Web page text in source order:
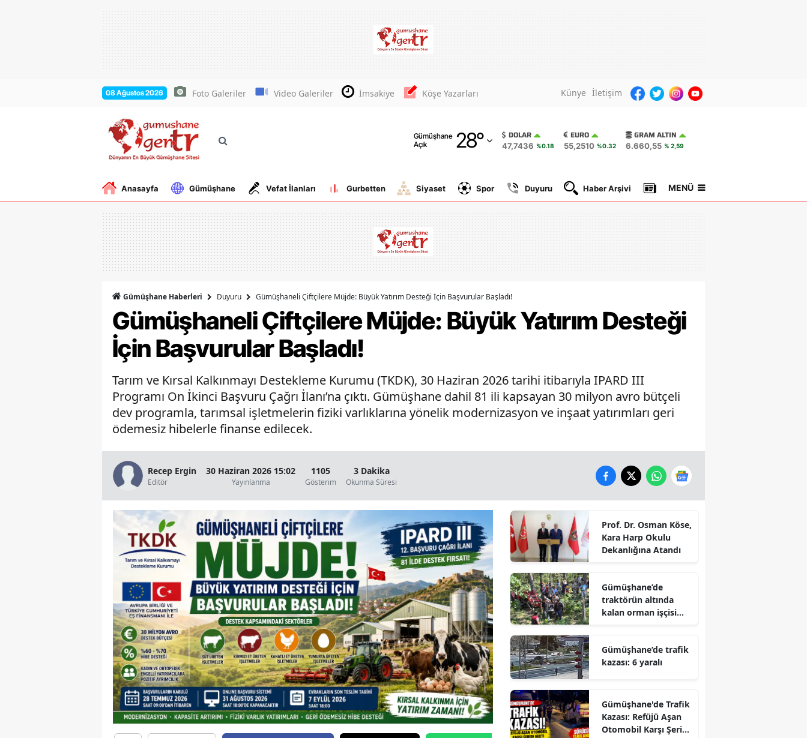
08 Ağustos 2026 Foto Galeriler Video Galeriler İmsakiye Köşe Yazarları Künye İletişim
Gümüşhane
Açık
28°
Adana
Adıyaman
Amasya
Antalya
Aydın
Balıkesir
Bitlis
Burdur
Bursa
Çankırı
Denizli
Diyarbakır
Edirne
Elazığ
Erzincan
Erzurum
Eskişehir
Gaziantep
Giresun
Gümüşhane
DOLAR
47,7436 %0.18
EURO
55,2510 %0.32
GRAM ALTIN
6.660,55 % 2,59
Anasayfa Gümüşhane Vefat İlanları Gurbetten Siyaset Spor Duyuru Haber Arşivi Gazete Manşetleri
MENÜ
Gümüşhane Haberleri Duyuru Gümüşhaneli Çiftçilere Müjde: Büyük Yatırım Desteği İçin Başvurular Başladı!
Gümüşhaneli Çiftçilere Müjde: Büyük Yatırım Desteği
İçin Başvurular Başladı!
Tarım ve Kırsal Kalkınmayı Destekleme Kurumu (TKDK), 30 Haziran 2026 tarihi itibarıyla IPARD III
Programı On İkinci Başvuru Çağrı İlanı’na çıktı. Gümüşhane dahil 81 ili kapsayan 30 milyon avro bütçeli
dev programla, tarımsal işletmelerin fiziki varlıklarına yönelik modernizasyon ve inşaat yatırımları geri
ödemesiz hibelerle finanse edilecek.
Recep Ergin
Editör
30 Haziran 2026 15:02
Yayınlanma
1105
Gösterim
3 Dakika
Okunma Süresi
Prof. Dr. Osman Köse,
Kara Harp Okulu
Dekanlığına Atandı
Gümüşhane’de
traktörün altında
kalan orman işçisi
Gümüşhane’de trafik
kazası: 6 yaralı
Gümüşhane'de Trafik
Kazası: Refüjü Aşan
Otomobil Karşı Şeride